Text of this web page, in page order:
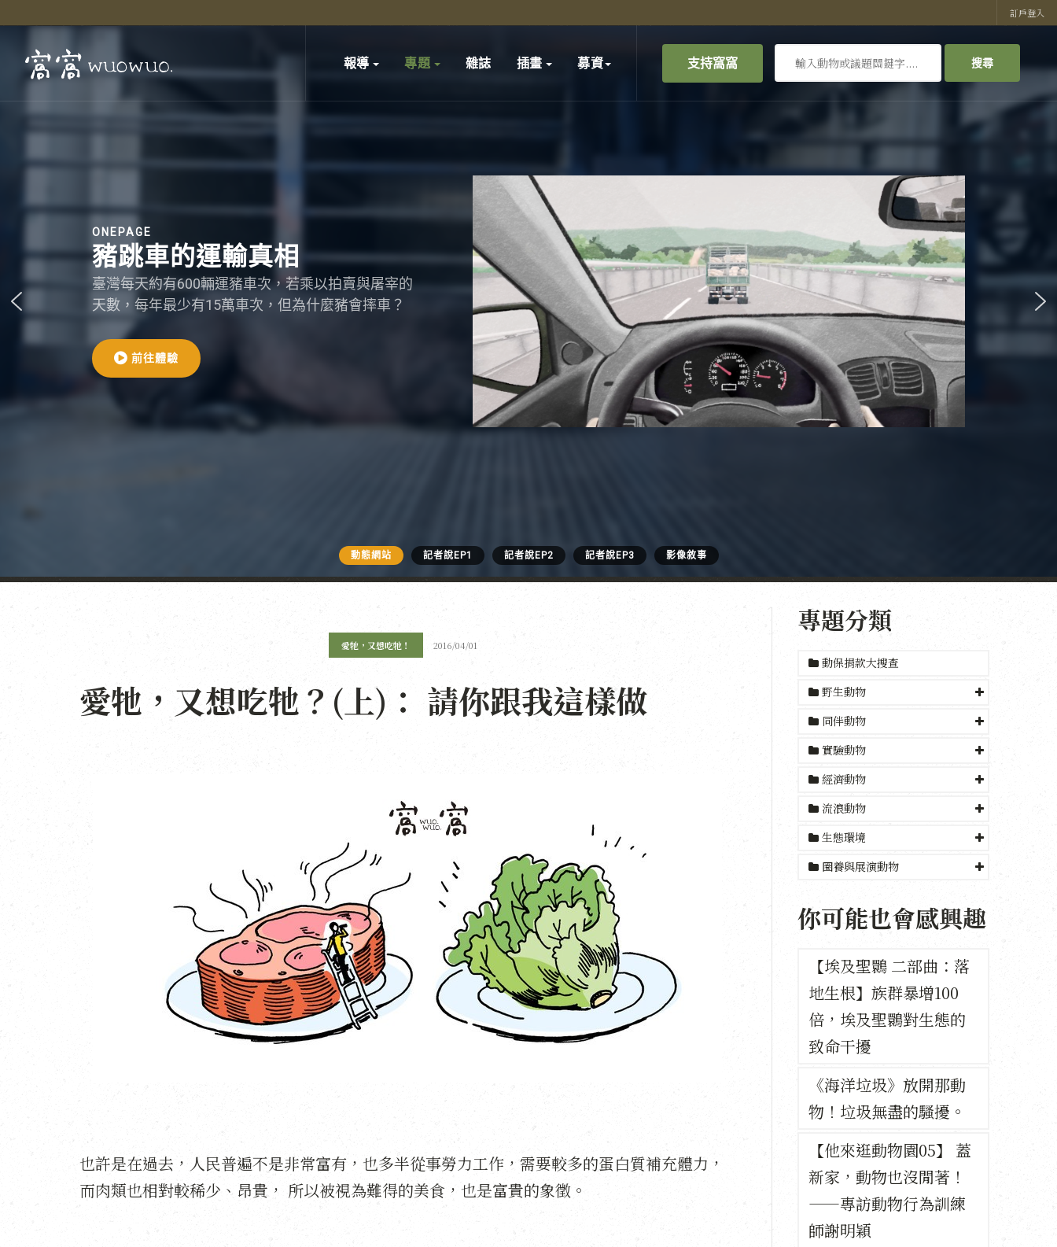
訂戶登入
支持窩窩
尋
搜尋
報導 專題 雜誌 插畫 募資
ONEPAGE
豬跳車的運輸真相
臺灣每天約有600輛運豬車次，若乘以拍賣與屠宰的
天數，每年最少有15萬車次，但為什麼豬會摔車？
前往體驗
動態網站 記者說EP1 記者說EP2 記者說EP3 影像敘事
愛牠，又想吃牠！ 2016/04/01
愛牠，又想吃牠？(上)： 請你跟我這樣做
也許是在過去，人民普遍不是非常富有，也多半從事勞力工作，需要較多的蛋白質補充體力，
而肉類也相對較稀少、昂貴， 所以被視為難得的美食，也是富貴的象徵。
專題分類
動保捐款大搜查
野生動物
同伴動物
實驗動物
經濟動物
流浪動物
生態環境
圈養與展演動物
你可能也會感興趣
【埃及聖䴉 二部曲：落
地生根】族群暴增100
倍，埃及聖䴉對生態的
致命干擾
《海洋垃圾》放開那動
物！垃圾無盡的騷擾。
【他來逛動物園05】 蓋
新家，動物也沒閒著！
——專訪動物行為訓練
師謝明穎